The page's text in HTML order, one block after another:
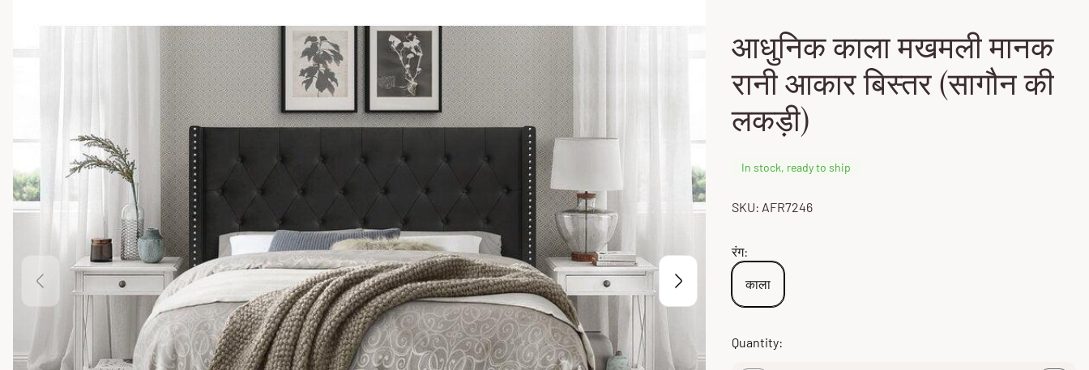
आधुनिक काला मखमली मानक
रानी आकार बिस्तर (सागौन की
लकड़ी)
In stock, ready to ship
SKU: AFR7246
रंग:
काला
Quantity: